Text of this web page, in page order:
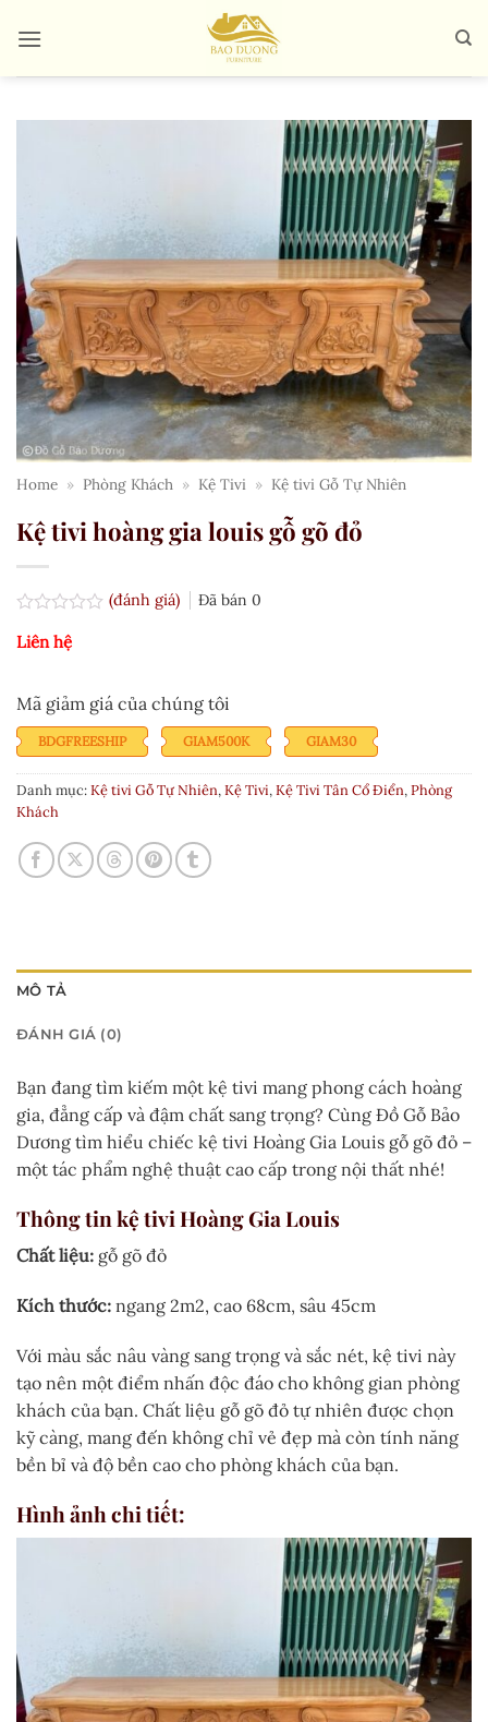
qua
Home » Phòng Khách » Kệ Tivi » Kệ tivi Gỗ Tự Nhiên
Kệ tivi hoàng gia louis gỗ gõ đỏ
xếp
5
sao
(đánh giá) Đã bán 0
Liên hệ
Mã giảm giá của chúng tôi
BDGFREESHIP GIAM500K GIAM30
Danh mục:Kệ tivi Gỗ Tự Nhiên,Kệ Tivi,Kệ Tivi Tân Cổ Điển,Phòng
Khách
MÔ TẢ
ĐÁNH GIÁ (0)
Bạn đang tìm kiếm một kệ tivi mang phong cách hoàng
gia, đẳng cấp và đậm chất sang trọng? Cùng Đồ Gỗ Bảo
Dương tìm hiểu chiếc kệ tivi Hoàng Gia Louis gỗ gõ đỏ –
một tác phẩm nghệ thuật cao cấp trong nội thất nhé!
Thông tin kệ tivi Hoàng Gia Louis
Chất liệu: gỗ gõ đỏ
Kích thước: ngang 2m2, cao 68cm, sâu 45cm
Với màu sắc nâu vàng sang trọng và sắc nét, kệ tivi này
tạo nên một điểm nhấn độc đáo cho không gian phòng
khách của bạn. Chất liệu gỗ gõ đỏ tự nhiên được chọn
kỹ càng, mang đến không chỉ vẻ đẹp mà còn tính năng
bền bỉ và độ bền cao cho phòng khách của bạn.
Hình ảnh chi tiết: